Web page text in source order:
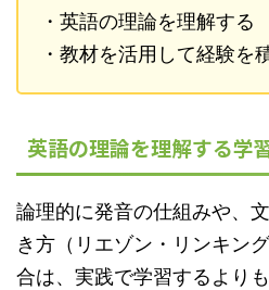
・英語の理論を理解する
・教材を活用して経験を
英語の理論を理解する学
論理的に発音の仕組みや、
き方（リエゾン・リンキン
合は、実践で学習するより